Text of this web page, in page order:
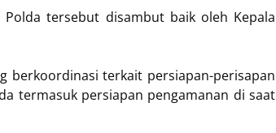
tersebut disambut baik oleh Kepala
berkoordinasi terkait persiapan-perisapan
termasuk persiapan pengamanan di saat